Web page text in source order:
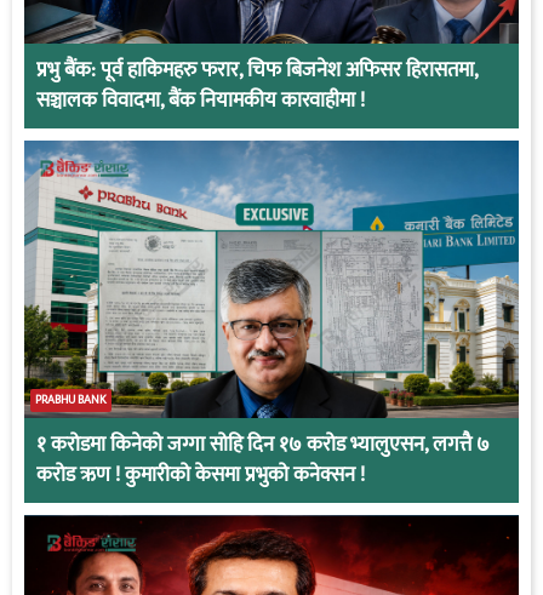
प्रभु बैंक: पूर्व हाकिमहरु फरार, चिफ बिजनेश अफिसर हिरासतमा,
सञ्चालक विवादमा, बैंक नियामकीय कारवाहीमा !
PRABHU BANK
१ करोडमा किनेको जग्गा सोहि दिन १७ करोड भ्यालुएसन, लगत्तै ७
करोड ऋण ! कुमारीको केसमा प्रभुको कनेक्सन !